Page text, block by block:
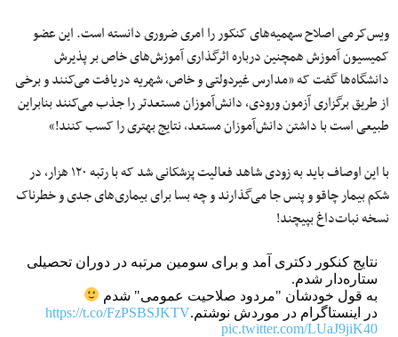
ویس‌کرمی اصلاح سهمیه‌های کنکور را امری ضروری دانسته است. این عضو
کمیسیون آموزش همچنین درباره اثرگذاری آموزش‌های خاص بر پذیرش
دانشگاه‌ها گفت که «مدارس غیردولتی و خاص، شهریه دریافت می‌کنند و برخی
از طریق برگزاری آزمون ورودی، دانش‌آموزان مستعدتر را جذب می‌کنند بنابراین
طبیعی است با داشتن دانش‌آموزان مستعد، نتایج بهتری را کسب کنند!»
با این اوصاف باید به زودی شاهد فعالیت پزشکانی شد که با رتبه ۱۲۰ هزار، در
شکم بیمار چاقو و پنس جا می‌گذارند و چه بسا برای بیماری‌های جدی و خطرناک
نسخه نبات‌داغ بپیچند!
نتایج کنکور دکتری آمد و برای سومین مرتبه در دوران تحصیلی
ستاره‌دار شدم.
به قول خودشان "مردود صلاحیت عمومی" شدم
در اینستاگرام در موردش نوشتم.https://t.co/FzPSBSJKTV
pic.twitter.com/LUaJ9jiK40